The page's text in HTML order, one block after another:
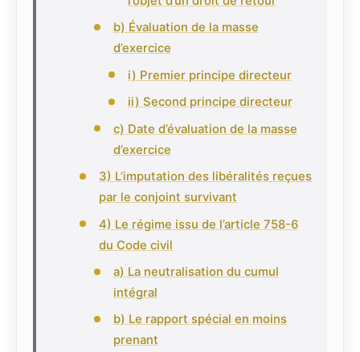
b) Évaluation de la masse
d’exercice
i) Premier principe directeur
ii) Second principe directeur
c) Date d’évaluation de la masse
d’exercice
3) L’imputation des libéralités reçues
par le conjoint survivant
4) Le régime issu de l’article 758-6
du Code civil
a) La neutralisation du cumul
intégral
b) Le rapport spécial en moins
prenant